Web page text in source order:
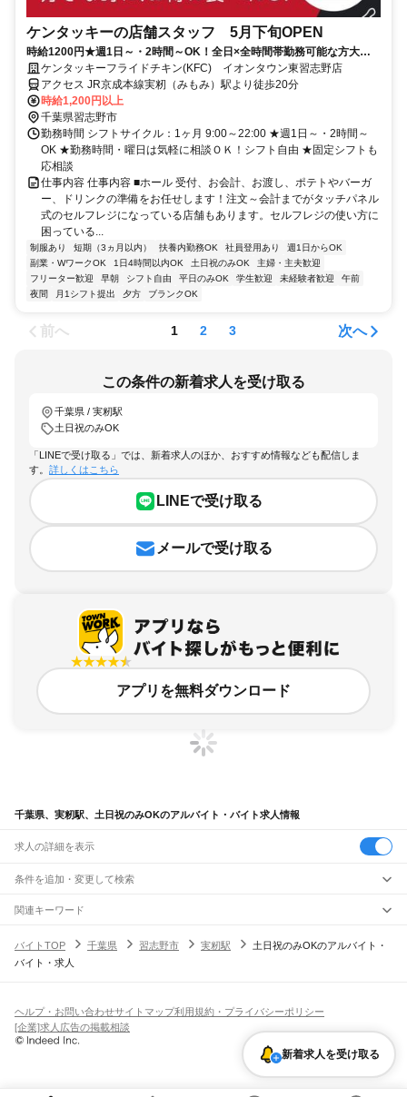
ケンタッキーの店舗スタッフ 5月下旬OPEN
時給1200円★週1日～・2時間～OK！全日×全時間帯勤務可能な方大歓
迎♪ケンタッキーフライドチキン(KFC) イオンタウン東習志野店
アクセス JR京成本線実籾（みもみ）駅より徒歩20分
時給1,200円以上
千葉県習志野市
勤務時間 シフトサイクル：1ヶ月 9:00～22:00 ★週1日～・2時間～
OK ★勤務時間・曜日は気軽に相談ＯＫ！シフト自由 ★固定シフトも
応相談
仕事内容 仕事内容 ■ホール 受付、お会計、お渡し、ポテトやバーガ
ー、ドリンクの準備をお任せします！注文～会計までがタッチパネル
式のセルフレジになっている店舗もあります。セルフレジの使い方に
困っている...
制服あり 短期（3ヵ月以内） 扶養内勤務OK 社員登用あり
週1日からOK
副業・WワークOK
1日4時間以内OK 土日祝のみOK
主婦・主夫歓迎
フリーター歓迎
早朝 シフト自由 平日のみOK 学生歓迎 未経験者歓迎
午前
夜間
月1シフト提出 夕方 ブランクOK
前へ 1 2 3 次へ
この条件の新着求人を受け取る
千葉県 / 実籾駅
土日祝のみOK
「LINEで受け取る」では、新着求人のほか、おすすめ情報なども配信しま
す。 詳しくはこちら
LINEで受け取る
メールで受け取る
アプリを無料ダウンロード
千葉県、実籾駅、土日祝のみOKのアルバイト・バイト求人情報
求人の詳細を表示
条件を追加・変更して検索
市区町村を追加・変更
千葉県すべて
千葉市
旭市習志野市柏市勝浦市市原市流山市八千代市我孫子市鴨川市鎌ケ谷市
君津市富津市浦安市 印西市白井市富里市南房総市
匝瑳市香取市 印旛郡 香取郡山武郡 長生郡夷隅郡
駅を追加・変更
JR中央・総武線
市川駅本八幡駅下総中山駅 津田沼駅幕張本郷駅幕張駅
新検見川駅
職種を追加・変更
飲食・フードサービスすべて
ホールスタッフキッチンスタッフ
パン屋（ベーカリー）
バー（BAR）・バーテンダー
飲食店（店長・マネージャー）
人気
日払いOK高校生歓迎 髪型・髪色自由
留学生・外国人活躍中
雇用形態を追加・変更
関連キーワード
バイトTOP
千葉県 習志野市 実籾駅
土日祝のみOKのアルバイト・
バイト・求人
新着求人を受け取る
ヘルプ・お問い合わせサイトマップ利用規約・プライバシーポリシー
[企業]求人広告の掲載相談